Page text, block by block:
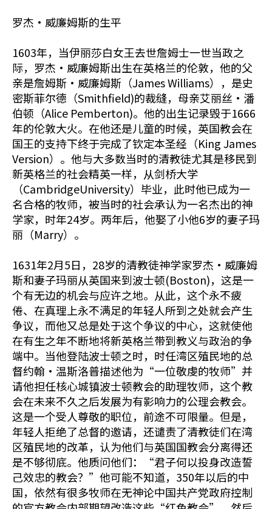
罗杰•威廉姆斯的生平
1603年，当伊丽莎白女王去世詹姆士一世当政之
际，罗杰•威廉姆斯出生在英格兰的伦敦，他的父
亲是詹姆斯•威廉姆斯（James Williams），是史
密斯菲尔德（Smithfield)的裁缝，母亲艾丽丝•潘
伯顿（Alice Pemberton)。他的出生记录毁于1666
年的伦敦大火。在他还是儿童的时候，英国教会在
国王的支持下终于完成了钦定本圣经（King James
Version）。他与大多数当时的清教徒尤其是移民到
新英格兰的社会精英一样，从剑桥大学
（CambridgeUniversity）毕业，此时他已成为一
名合格的牧师，被当时的社会承认为一名杰出的神
学家，时年24岁。两年后，他娶了小他6岁的妻子玛
丽（Marry）。
1631年2月5日，28岁的清教徒神学家罗杰•威廉姆
斯和妻子玛丽从英国来到波士顿(Boston)，这是一
个有无边的机会与应许之地。从此，这个永不疲
倦、在真理上永不满足的年轻人所到之处就会产生
争议，而他又总是处于这个争议的中心，这就使他
在有生之年不断地将新英格兰带到教义与政治的争
端中。当他登陆波士顿之时，时任湾区殖民地的总
督约翰•温斯洛普描述他为“一位敬虔的牧师”并
请他担任核心城镇波士顿教会的助理牧师，这个教
会在未来不久之后发展为有影响力的公理会教会。
这是一个受人尊敬的职位，前途不可限量。但是，
年轻人拒绝了总督的邀请，还谴责了清教徒们在湾
区殖民地的改革，认为他们与英国国教会分离得还
是不够彻底。他质问他们：“君子何以投身改造誓
己效忠的教会？”他可能不知道，350年以后的中
国，依然有很多牧师在无神论中国共产党政府控制